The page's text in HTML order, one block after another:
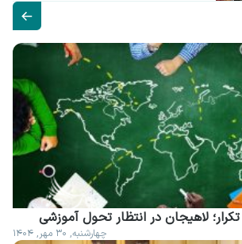
لاهیجان در انتظار تحول آموزشی
چهارشنبه, ۳۰ مهر, ۱۴۰۴